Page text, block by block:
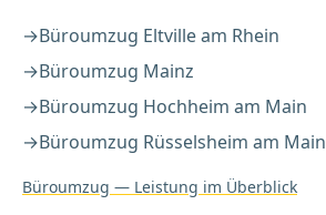
→Büroumzug Eltville am Rhein
→Büroumzug Mainz
→Büroumzug Hochheim am Main
→Büroumzug Rüsselsheim am Main
Büroumzug — Leistung im Überblick